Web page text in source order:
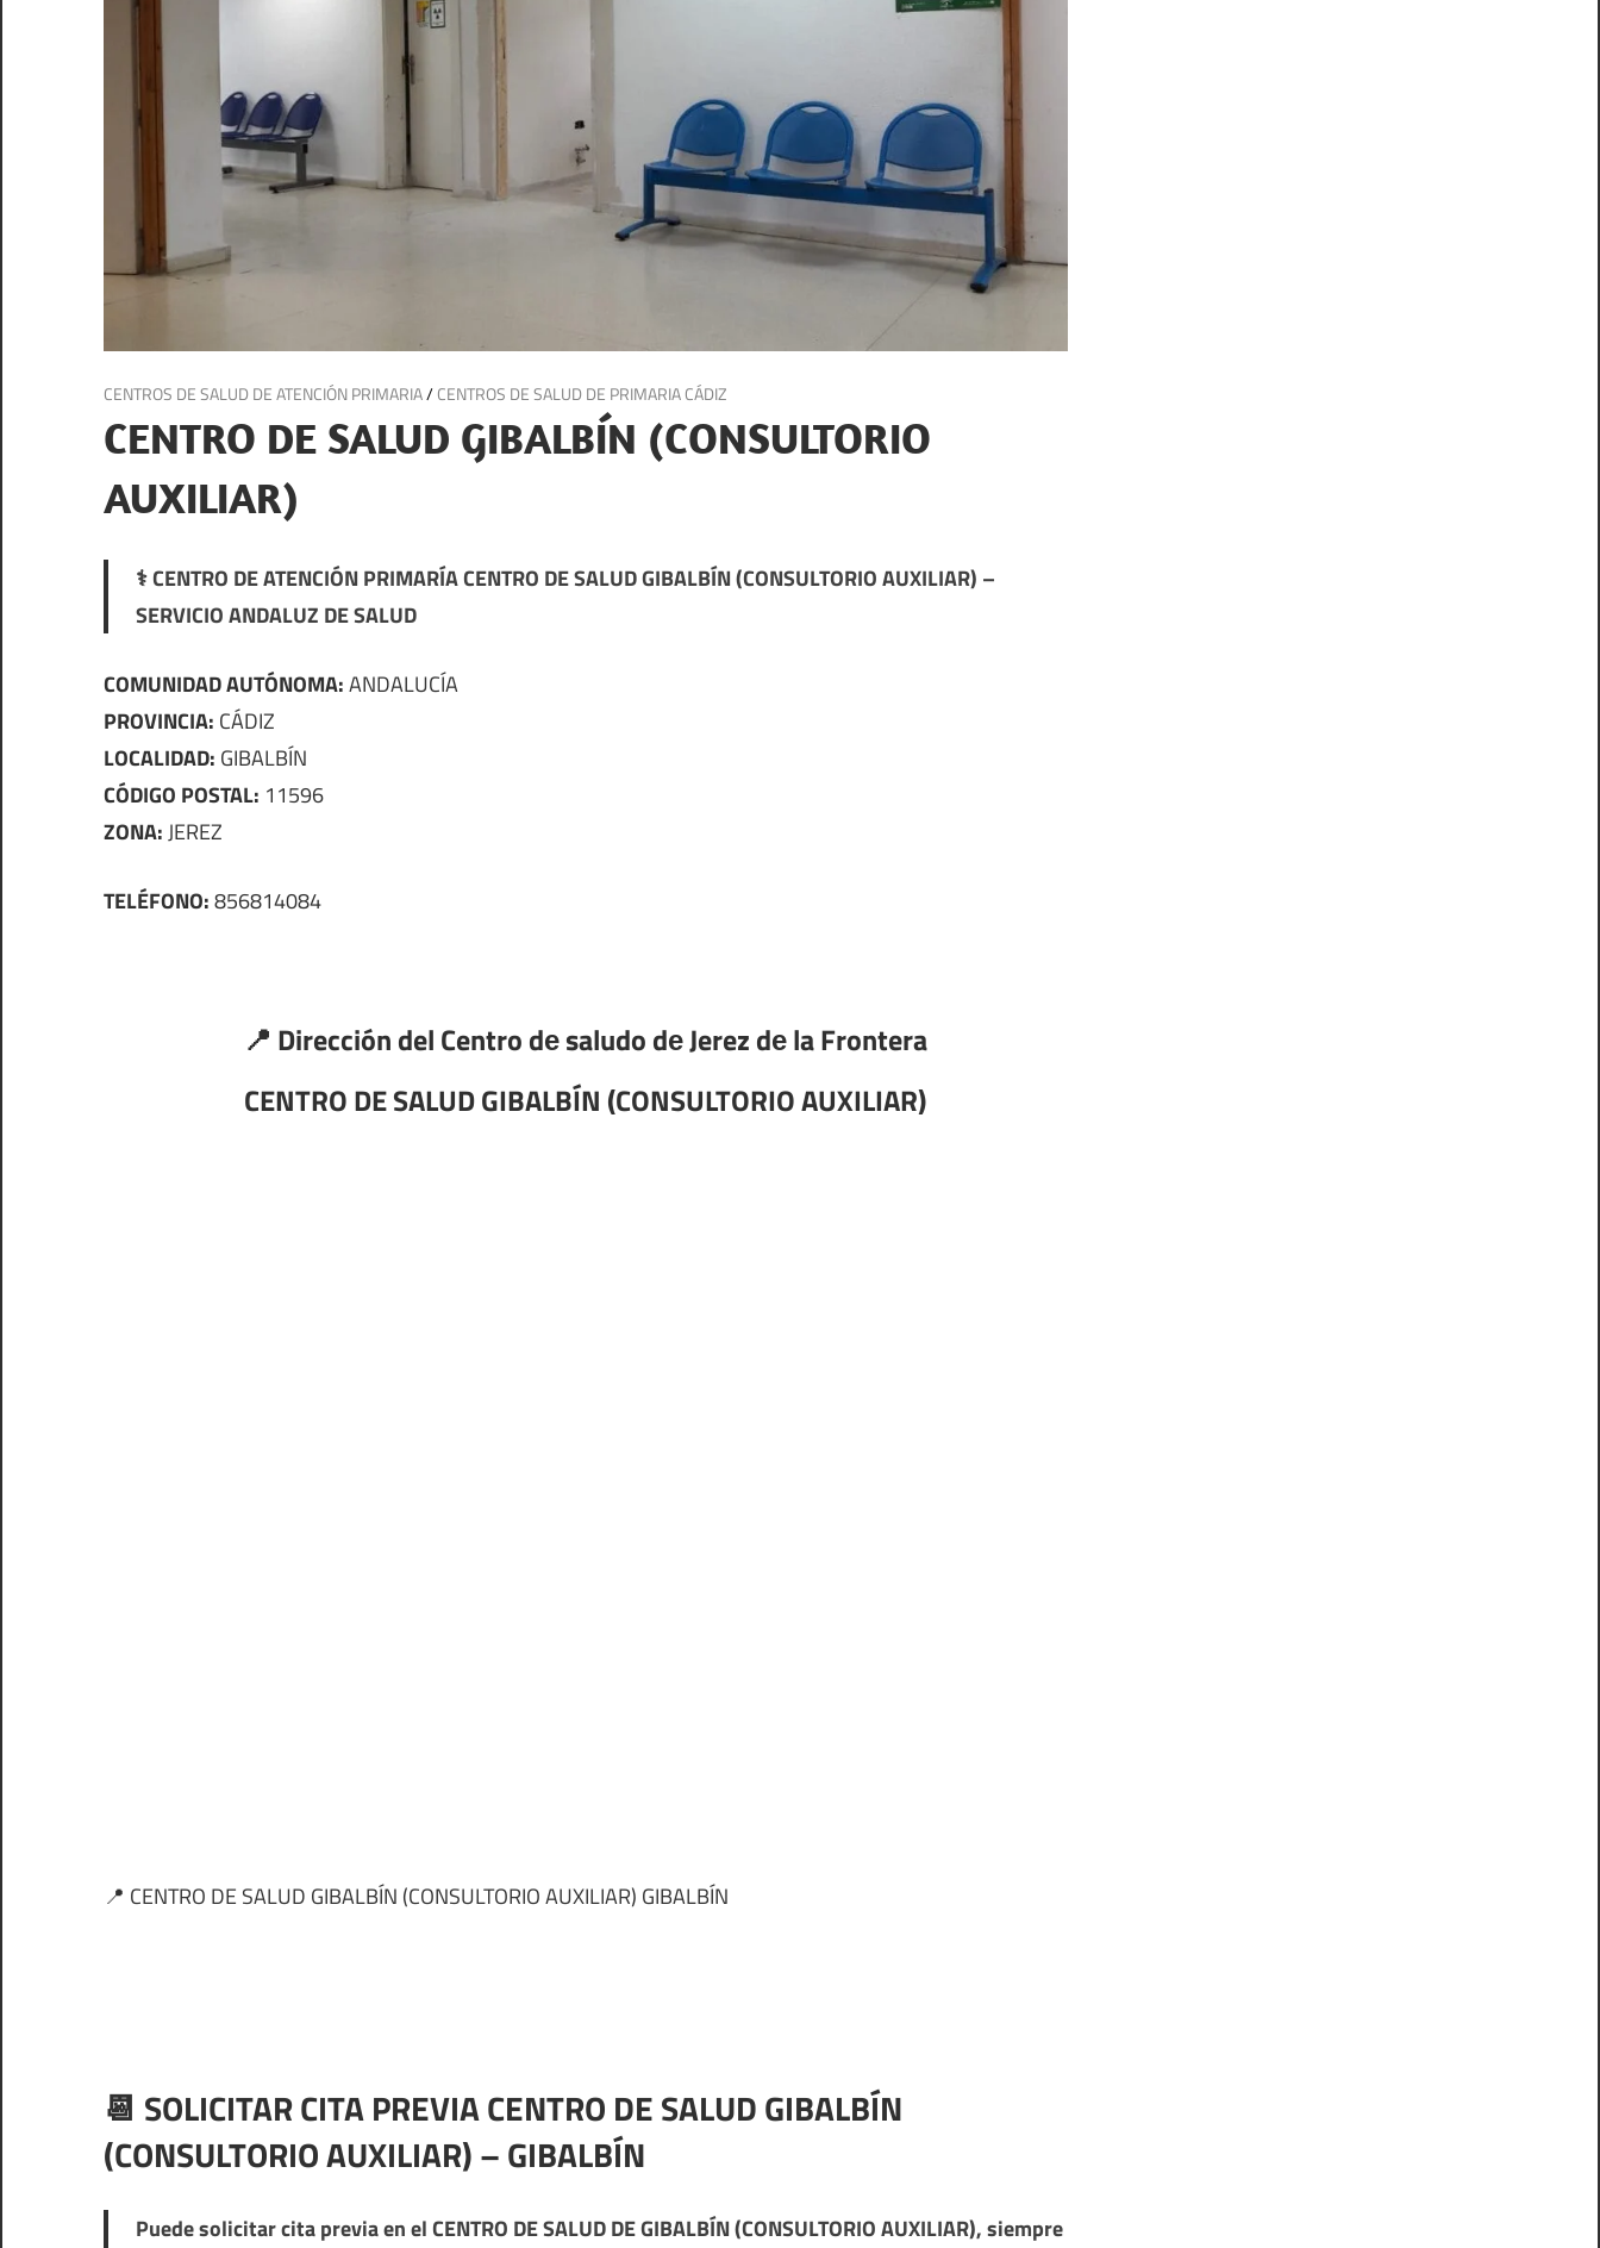
31 de enero de 2025
CENTROS DE SALUD DE ATENCIÓN PRIMARIA/CENTROS DE SALUD DE PRIMARIA CÁDIZ
CENTRO DE SALUD GIBALBÍN (CONSULTORIO
AUXILIAR)
⚕️ CENTRO DE ATENCIÓN PRIMARÍA CENTRO DE SALUD GIBALBÍN (CONSULTORIO AUXILIAR) –
SERVICIO ANDALUZ DE SALUD
COMUNIDAD AUTÓNOMA:ANDALUCÍA
PROVINCIA: CÁDIZ
LOCALIDAD: GIBALBÍN
CÓDIGO POSTAL: 11596
ZONA:JEREZ
TELÉFONO:856814084
📍 Dirección del Centro dе saludo dе Jerez dе la Frontera
CENTRO DE SALUD GIBALBÍN (CONSULTORIO AUXILIAR)
📍 CENTRO DE SALUD GIBALBÍN (CONSULTORIO AUXILIAR) GIBALBÍN
📆 SOLICITAR CITA PREVIA CENTRO DE SALUD GIBALBÍN
(CONSULTORIO AUXILIAR) – GIBALBÍN
Puede solicitar cita previa en elCENTRO DE SALUD DE GIBALBÍN (CONSULTORIO AUXILIAR), siempre